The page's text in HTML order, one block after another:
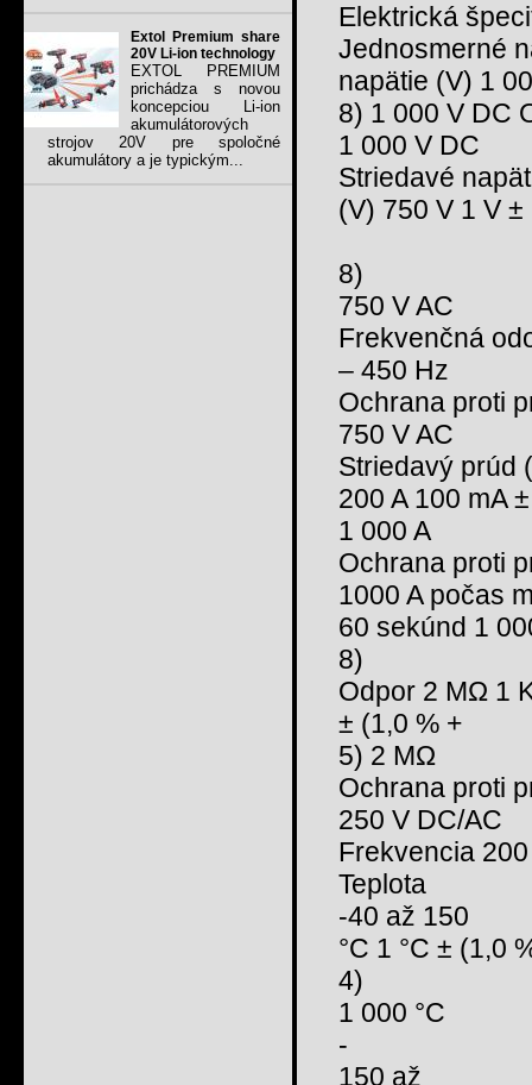
Extol Premium share
20V Li-ion technology
EXTOL PREMIUM
prichádza s novou
koncepciou Li-ion
akumulátorových
strojov 20V pre spoločné
akumulátory a je typickým...
Elektrická
Jednosmerné
napätie (V) 1
8) 1 000 V DC
1 000 V DC
Striedavé
(V) 750 V 1 V ±
8)
750 V AC
Frekvenčná
– 450 Hz
Ochrana proti
750 V AC
Striedavý prúd
200 A 100 mA
1 000 A
Ochrana proti
1000 A počas
60 sekúnd 1
8)
Odpor 2 MΩ 1
± (1,0 % +
5) 2 MΩ
Ochrana proti
250 V DC/AC
Frekvencia
Teplota
-40 až 150
°C 1 °C ± (1,0
4)
1 000 °C
-
150 až